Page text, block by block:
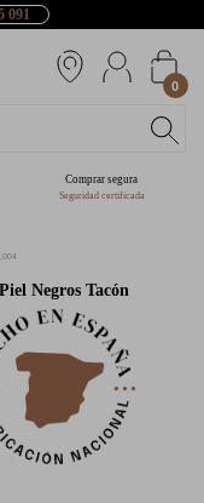
091
0
Comprar segura
Seguridad certificada
Negros Tacón